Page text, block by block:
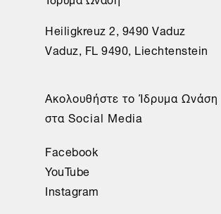
Heiligkreuz 2, 9490 Vaduz
Vaduz, FL 9490, Liechtenstein
Aκολουθήστε το Ίδρυμα Ωνάση
στα Social Media
Facebook
YouTube
Instagram